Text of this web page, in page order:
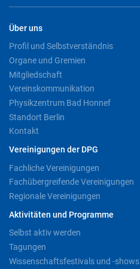
Über uns
Profil und Selbstverständnis
Organe und Gremien
Mitgliedschaft
Vereinskommunikation
Physikzentrum Bad Honnef
Standort Berlin
Kontakt
Vereinigungen der DPG
Fachliche Vereinigungen
Fachübergreifende Vereinigungen
Regionale Vereinigungen
Aktivitäten und Programme
Selbst aktiv werden
Tagungen
Wissenschaftsfestivals und -shows